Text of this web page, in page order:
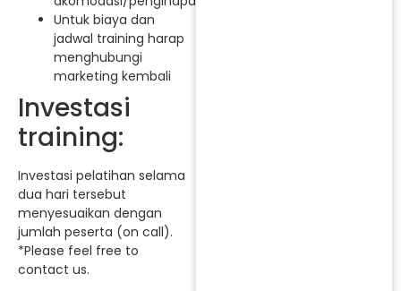
Untuk biaya dan
jadwal training harap
menghubungi
marketing kembali
Investasi
training:
Investasi pelatihan selama
dua hari tersebut
menyesuaikan dengan
jumlah peserta (on call).
*Please feel free to
contact us.